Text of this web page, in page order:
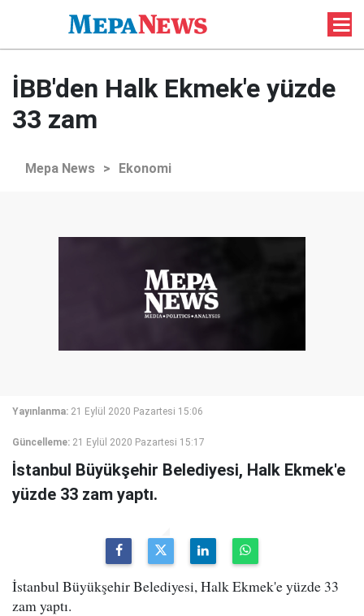
İBB'den Halk Ekmek'e yüzde
33 zam
Mepa News > Ekonomi
Yayınlanma: 21 Eylül 2020 Pazartesi 15:06
Güncelleme: 21 Eylül 2020 Pazartesi 15:17
İstanbul Büyükşehir Belediyesi, Halk Ekmek'e
yüzde 33 zam yaptı.
İstanbul Büyükşehir Belediyesi, Halk Ekmek'e yüzde 33
zam yaptı.